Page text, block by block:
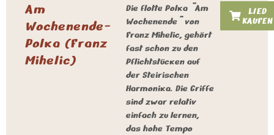
Am
Wochenende-
Polka (Franz
Mihelic)
Die flotte Polka "Am
Wochenende" von
Franz Mihelic, gehört
fast schon zu den
Pflichtstücken auf
der Steirischen
Harmonika. Die Griffe
sind zwar relativ
einfach zu lernen,
das hohe Tempo
LIED
KAUFEN